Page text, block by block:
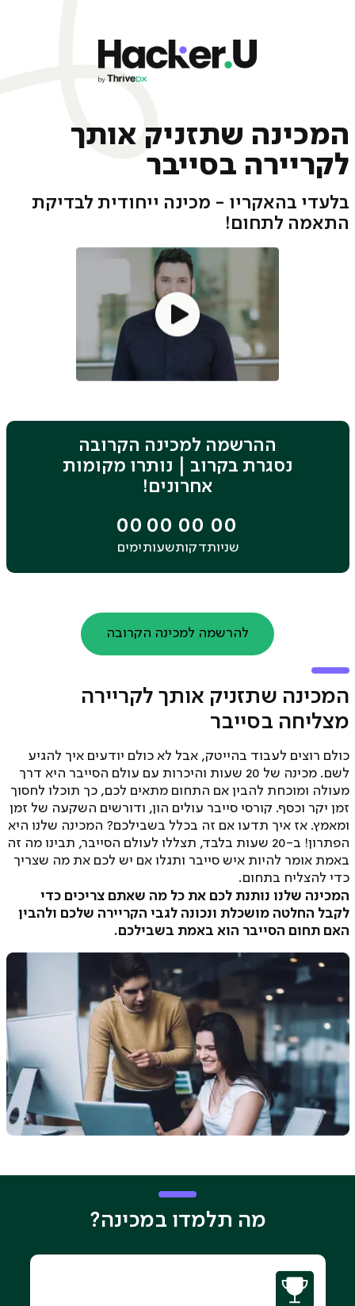
המכינה שתזניק אותך
לקריירה בסייבר
בלעדי בהאקריו - מכינה ייחודית לבדיקת
התאמה לתחום!
ההרשמה למכינה הקרובה
נסגרת בקרוב | נותרו מקומות
אחרונים!
00
שניות
00
דקות
00
שעות
00
ימים
להרשמה למכינה הקרובה
המכינה שתזניק אותך לקריירה
מצליחה בסייבר
כולם רוצים לעבוד בהייטק, אבל לא כולם יודעים איך להגיע
לשם. מכינה של 20 שעות והיכרות עם עולם הסייבר היא דרך
מעולה ומוכחת להבין אם התחום מתאים לכם, כך תוכלו לחסוך
זמן יקר וכסף. קורסי סייבר עולים הון, ודורשים השקעה של זמן
ומאמץ. אז איך תדעו אם זה בכלל בשבילכם? המכינה שלנו היא
הפתרון! ב-20 שעות בלבד, תצללו לעולם הסייבר, תבינו מה זה
באמת אומר להיות איש סייבר ותגלו אם יש לכם את מה שצריך
כדי להצליח בתחום.
המכינה שלנו נותנת לכם את כל מה שאתם צריכים כדי
לקבל החלטה מושכלת ונכונה לגבי הקריירה שלכם ולהבין
האם תחום הסייבר הוא באמת בשבילכם.
מה תלמדו במכינה?